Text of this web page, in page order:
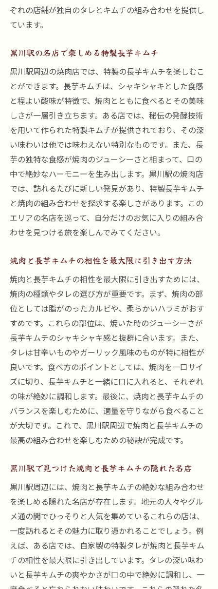
ぞれの店舗が独自のタレとキムチの組み合わせを提供し
ています。
黒川駅の名店で楽しめる特製長芋キムチ
黒川駅周辺の焼肉店では、特製の長芋キムチを楽しむこ
とができます。長芋キムチは、シャキシャキとした食感
と程よい酸味が特徴で、焼肉とともに食べるとその美味
しさが一層引き立ちます。ある店では、秘伝の発酵技術
を用いて作られた特製キムチが提供されており、その深
い味わいは他では味わえない特別なものです。また、長
芋の独特な食感が焼肉のジューシーさと相まって、口の
中で絶妙なハーモニーを生み出します。黒川駅の焼肉店
では、訪れるたびに新しい発見があり、特製長芋キムチ
と焼肉の組み合わせを探求する楽しさがあります。この
エリアの名店を巡って、自分だけのお気に入りの組み合
わせを見つける旅を楽しんでみてください。
焼肉と長芋キムチの相性を最大限に引き出す方法
焼肉と長芋キムチの相性を最大限に引き出すためには、
焼肉の種類やタレの選び方が重要です。まず、焼肉の部
位としては脂がのったカルビや、柔らかいハラミがおす
すめです。これらの部位は、焼いた時のジューシーさが
長芋キムチのシャキシャキ感と抜群に合います。また、
タレは甘辛いものやガーリック風味のものが特に相性が
良いです。食べ方のポイントとしては、焼肉を一口サイ
ズに切り、長芋キムチと一緒に口に入れると、それぞれ
の味が絶妙に調和します。最後に、焼肉と長芋キムチの
バランスを楽しむために、適量を守りながら食べること
が大切です。これで、黒川駅周辺で焼肉と長芋キムチの
最高の組み合わせを楽しむための秘訣が完成です。
黒川駅で見つけた焼肉と長芋キムチの隠れた名店
黒川駅周辺には、焼肉と長芋キムチの絶妙な組み合わせ
を楽しめる隠れた名店が存在します。地元の人々やグル
メ通の間でひっそりと人気を集めているこれらの店は、
一度訪れるとその魅力に取り憑かれることでしょう。例
えば、ある店では、自家製の特製タレが焼肉と長芋キム
チの相性を最大限に引き出しています。タレの深い味わ
いと長芋キムチの爽やかさが口の中で絶妙に調和し、一